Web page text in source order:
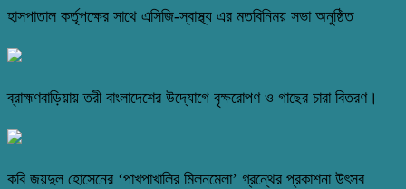
হাসপাতাল কর্তৃপক্ষের সাথে এসিজি-স্বাস্থ্য এর মতবিনিময় সভা অনুষ্ঠিত
ব্রাহ্মণবাড়িয়ায় তরী বাংলাদেশের উদ্যোগে বৃক্ষরোপণ ও গাছের চারা বিতরণ।
কবি জয়দুল হোসেনের ‘পাখপাখালির মিলনমেলা’ গ্রন্থের প্রকাশনা উৎসব